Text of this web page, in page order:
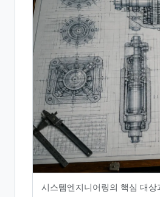
시스템엔지니어링의 핵심 대
주요 연구 분야 및 응용
실무 환경과 전문가의 역할
같이 보기